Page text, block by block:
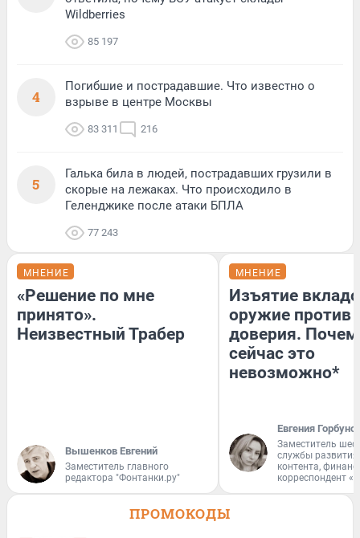
Wildberries
85 197
4
Погибшие и пострадавшие. Что известно о
взрыве в центре Москвы
83 311 216
5
Галька била в людей, пострадавших грузили в
скорые на лежаках. Что происходило в
Геленджике после атаки БПЛА
77 243
МНЕНИЕ
«Решение по мне
принято».
Неизвестный Трабер
Вышенков Евгений
Заместитель главного
редактора "Фонтанки.ру"
МНЕНИЕ
Изъятие
оружие против
доверия.
сейчас это
невозможно*
Евгения
Заместитель
службы
контента,
корреспондент
ПРОМОКОДЫ